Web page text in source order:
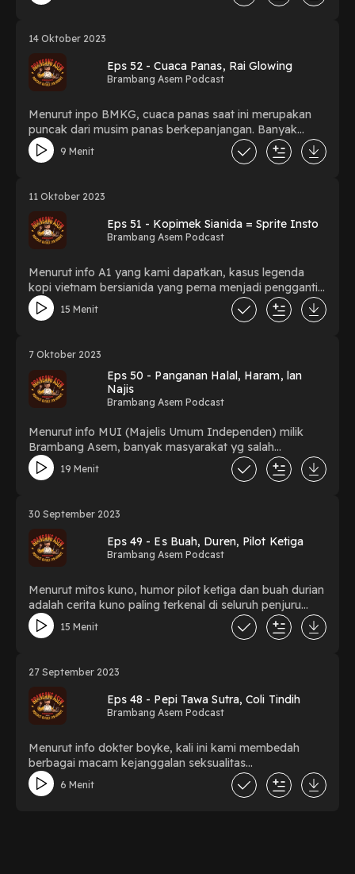
14 Oktober 2023
Eps 52 - Cuaca Panas, Rai Glowing
Brambang Asem Podcast
Menurut inpo BMKG, cuaca panas saat ini merupakan
puncak dari musim panas berkepanjangan. Banyak
warga solo mengeluhkan panasnya ini.
9 Menit
11 Oktober 2023
Eps 51 - Kopimek Sianida = Sprite Insto
Brambang Asem Podcast
Menurut info A1 yang kami dapatkan, kasus legenda
kopi vietnam bersianida yang perna menjadi pengganti
sinetron sctv menjadi drama legenda saat itu, sekarang
mulai di angkat kembali dalam sebuah film
15 Menit
7 Oktober 2023
Eps 50 - Panganan Halal, Haram, lan
Najis
Brambang Asem Podcast
Menurut info MUI (Majelis Umum Independen) milik
Brambang Asem, banyak masyarakat yg salah
mengartikan soal halal, haram dan najis. Karena itu kami
mencoba membedah perihal ini dan pentingkah hal itu.
19 Menit
30 September 2023
Eps 49 - Es Buah, Duren, Pilot Ketiga
Brambang Asem Podcast
Menurut mitos kuno, humor pilot ketiga dan buah durian
adalah cerita kuno paling terkenal di seluruh penjuru
dunia. Kali ini kita akan membongkar maksud
tersembunyi dibalik semua nilai filosofi di balik cerita ini.
15 Menit
27 September 2023
Eps 48 - Pepi Tawa Sutra, Coli Tindih
Brambang Asem Podcast
Menurut info dokter boyke, kali ini kami membedah
berbagai macam kejanggalan seksualitas
masyarakat yang aneh.
6 Menit